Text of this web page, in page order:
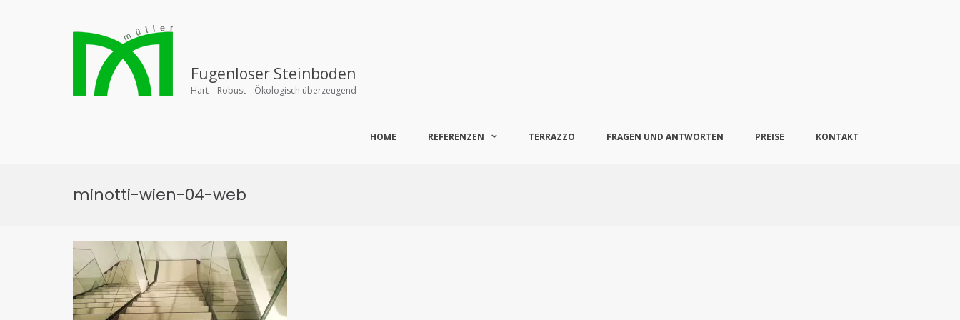
Fugenloser Steinboden
Hart – Robust – Ökologisch überzeugend
HOME REFERENZEN TERRAZZO FRAGEN UND ANTWORTEN PREISE KONTAKT
minotti-wien-04-web